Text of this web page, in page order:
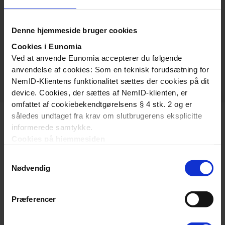
Denne hjemmeside bruger cookies
Cookies i Eunomia
Ved at anvende Eunomia accepterer du følgende
anvendelse af cookies: Som en teknisk forudsætning for
NemID-Klientens funktionalitet sættes der cookies på dit
device. Cookies, der sættes af NemID-klienten, er
omfattet af cookiebekendtgørelsens § 4 stk. 2 og er
således undtaget fra krav om slutbrugerens eksplicitte
informerede samtykke.
cookies til at tilpasse vores indhold og annoncer, til at
vise dig funktioner til sociale medier og til at analysere
vores hjemmeside med vores partnere inden for sociale
medier, annonceringspartnere og analysepartnere. Vores
Nødvendig
Præferencer
have adgang til alle dele af FSKR Portalen
handleplaner og evalueringer i tilskudsområdet
supplerende sprogstøtteundervisning i dansk for
tosprogede.
Fordelingssekretariatet har til formål at fordele tilskud til
friskoler og private grundskoler i henhold til Lov om